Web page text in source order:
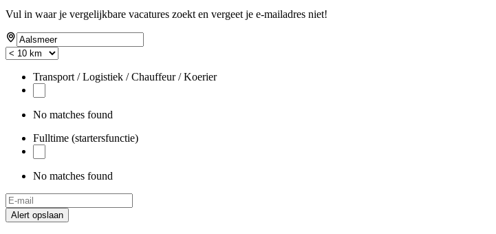
Vul in waar je vergelijkbare vacatures zoekt en vergeet je e-mailadres niet!
Transport / Logistiek / Chauffeur / Koerier
No matches found
Fulltime (startersfunctie)
No matches found
Alert opslaan